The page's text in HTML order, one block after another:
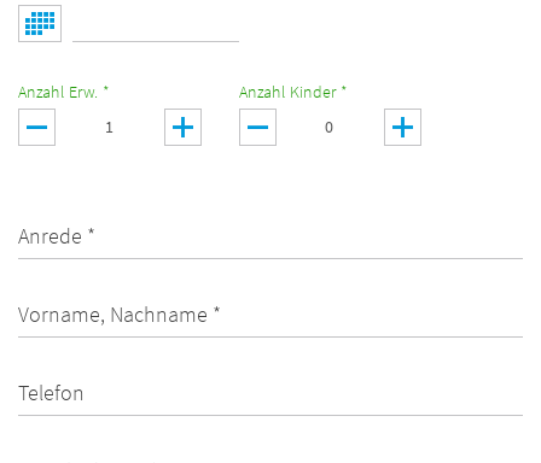
Anzahl Erw. * Anzahl Kinder *
Anrede *
Vorname, Nachname *
Telefon